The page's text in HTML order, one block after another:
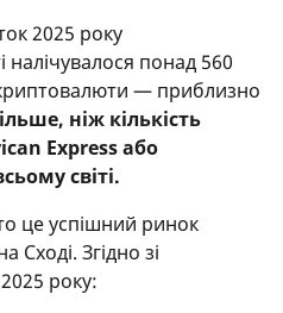
2025 року
налічувалося понад 560
— приблизно
ніж кількість
Express або
світі.
це успішний ринок
Згідно зі
року: